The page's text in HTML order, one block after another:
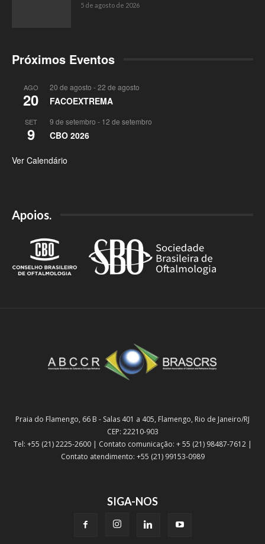
5 de agosto de 2026
Próximos Eventos
AGO
20
20 de agosto -22 de agosto
FACOEXTREMA
SET
9
9 de setembro - 12 de setembro
CBO 2026
Ver Calendário
Apoios.
Praia do Flamengo, 66 B - Salas 401 a 405, Flamengo, Rio de Janeiro/RJ
CEP: 22210-903
Tel: +55 (21) 2225-2600 | Contato comunicação: + 55 (21) 98487-7612 |
Contato atendimento: +55 (21) 99153-0989
SIGA-NOS